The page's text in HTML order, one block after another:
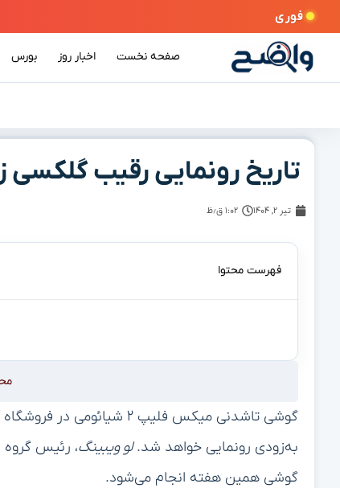
فوری
صفحه نخست اخبار روز بورس
تاریخ رونمایی رقیب گلکسی زد فلیپ ۷
تیر ۲, ۱۴۰۴ ۱:۰۲ ق٫ظ
فهرست محتوا
گوشی تاشدنی میکس فلیپ ۲
به‌زودی رونمایی خواهد شد.لو ویبینگ، رئیس گروه
گوشی همین هفته انجام می‌شود.